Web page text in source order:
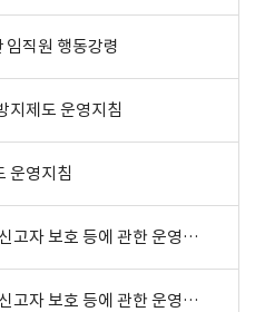
임직원 행동강령
지제도 운영지침
운영지침
부패신고 처리 및 신고자 보호 등에 관한 운영지침
공익신고 처리 및 신고자 보호 등에 관한 운영지침